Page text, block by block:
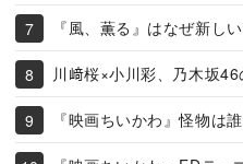
『風、薫る』はなぜ新し
川﨑桜×小川彩、乃木坂46
『映画ちいかわ』怪物は